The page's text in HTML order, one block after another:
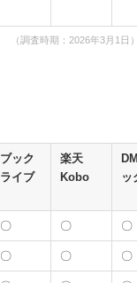
（調査時期：2026年3月1日）
ブック
ライブ
楽天
Kobo
ッ
〇 〇 〇
〇 〇 〇